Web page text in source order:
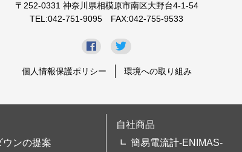
〒252-0331 神奈川県相模原市南区大野台4-1-54
TEL:042-751-9095 FAX:042-755-9533
個人情報保護ポリシー 環境への取り組み
ウンの提案
自社商品
簡易電流計-ENIMAS-